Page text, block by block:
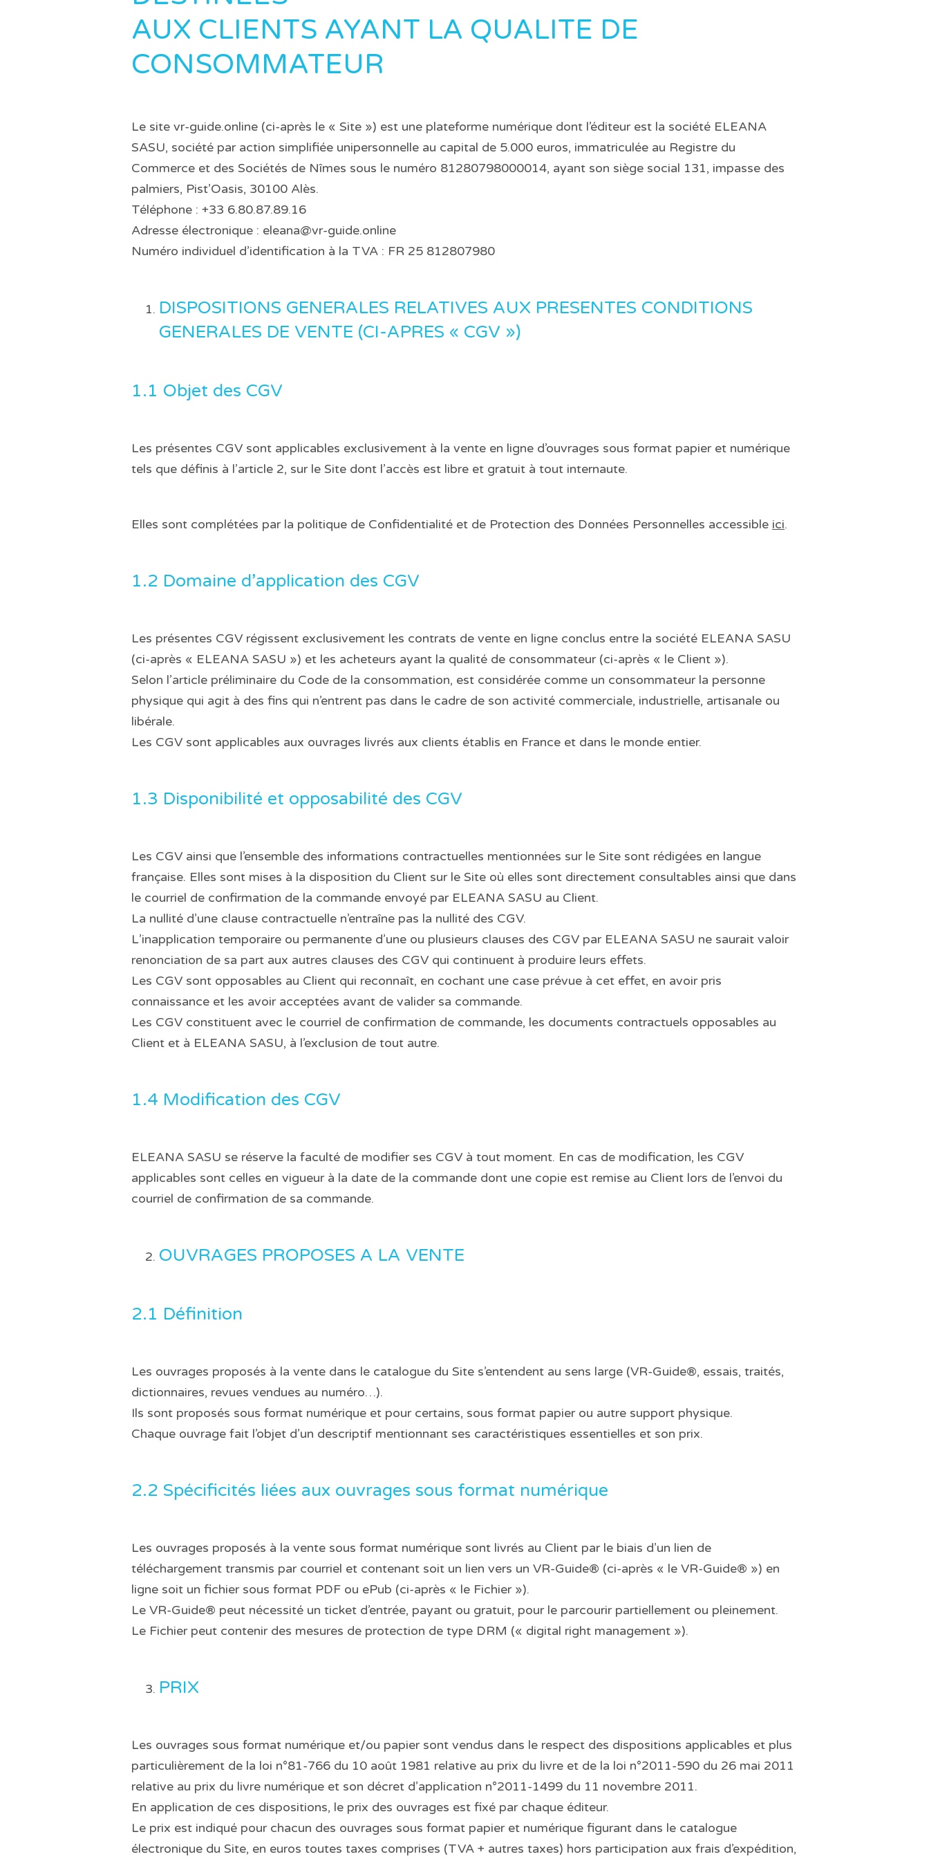
AUX CLIENTS AYANT LA QUALITE DE
CONSOMMATEUR
Le site vr-guide.online (ci-après le « Site ») est une plateforme numérique dont l’éditeur est la société ELEANA
SASU, société par action simplifiée unipersonnelle au capital de 5.000 euros, immatriculée au Registre du
Commerce et des Sociétés de Nîmes sous le numéro 81280798000014, ayant son siège social 131, impasse des
palmiers, Pist’Oasis, 30100 Alès.
Téléphone : +33 6.80.87.89.16
Adresse électronique : eleana@vr-guide.online
Numéro individuel d’identification à la TVA : FR 25 812807980
DISPOSITIONS GENERALES RELATIVES AUX PRESENTES CONDITIONS
GENERALES DE VENTE (CI-APRES « CGV »)
1.1 Objet des CGV
Les présentes CGV sont applicables exclusivement à la vente en ligne d’ouvrages sous format papier et numérique
tels que définis à l’article 2, sur le Site dont l’accès est libre et gratuit à tout internaute.
Elles sont complétées par la politique de Confidentialité et de Protection des Données Personnelles accessible ici.
1.2 Domaine d’application des CGV
Les présentes CGV régissent exclusivement les contrats de vente en ligne conclus entre la société ELEANA SASU
(ci-après « ELEANA SASU ») et les acheteurs ayant la qualité de consommateur (ci-après « le Client »).
Selon l’article préliminaire du Code de la consommation, est considérée comme un consommateur la personne
physique qui agit à des fins qui n’entrent pas dans le cadre de son activité commerciale, industrielle, artisanale ou
libérale.
Les CGV sont applicables aux ouvrages livrés aux clients établis en France et dans le monde entier.
1.3 Disponibilité et opposabilité des CGV
Les CGV ainsi que l’ensemble des informations contractuelles mentionnées sur le Site sont rédigées en langue
française. Elles sont mises à la disposition du Client sur le Site où elles sont directement consultables ainsi que dans
le courriel de confirmation de la commande envoyé par ELEANA SASU au Client.
La nullité d’une clause contractuelle n’entraîne pas la nullité des CGV.
L’inapplication temporaire ou permanente d’une ou plusieurs clauses des CGV par ELEANA SASU ne saurait valoir
renonciation de sa part aux autres clauses des CGV qui continuent à produire leurs effets.
Les CGV sont opposables au Client qui reconnaît, en cochant une case prévue à cet effet, en avoir pris
connaissance et les avoir acceptées avant de valider sa commande.
Les CGV constituent avec le courriel de confirmation de commande, les documents contractuels opposables au
Client et à ELEANA SASU, à l’exclusion de tout autre.
1.4 Modification des CGV
ELEANA SASU se réserve la faculté de modifier ses CGV à tout moment. En cas de modification, les CGV
applicables sont celles en vigueur à la date de la commande dont une copie est remise au Client lors de l’envoi du
courriel de confirmation de sa commande.
OUVRAGES PROPOSES A LA VENTE
2.1 Définition
Les ouvrages proposés à la vente dans le catalogue du Site s’entendent au sens large (VR-Guide®, essais, traités,
dictionnaires, revues vendues au numéro…).
Ils sont proposés sous format numérique et pour certains, sous format papier ou autre support physique.
Chaque ouvrage fait l’objet d’un descriptif mentionnant ses caractéristiques essentielles et son prix.
2.2 Spécificités liées aux ouvrages sous format numérique
Les ouvrages proposés à la vente sous format numérique sont livrés au Client par le biais d’un lien de
téléchargement transmis par courriel et contenant soit un lien vers un VR-Guide® (ci-après « le VR-Guide® ») en
ligne soit un fichier sous format PDF ou ePub (ci-après « le Fichier »).
Le VR-Guide® peut nécessité un ticket d’entrée, payant ou gratuit, pour le parcourir partiellement ou pleinement.
Le Fichier peut contenir des mesures de protection de type DRM (« digital right management »).
PRIX
Les ouvrages sous format numérique et/ou papier sont vendus dans le respect des dispositions applicables et plus
particulièrement de la loi n°81-766 du 10 août 1981 relative au prix du livre et de la loi n°2011-590 du 26 mai 2011
relative au prix du livre numérique et son décret d’application n°2011-1499 du 11 novembre 2011.
En application de ces dispositions, le prix des ouvrages est fixé par chaque éditeur.
Le prix est indiqué pour chacun des ouvrages sous format papier et numérique figurant dans le catalogue
électronique du Site, en euros toutes taxes comprises (TVA + autres taxes) hors participation aux frais d’expédition,